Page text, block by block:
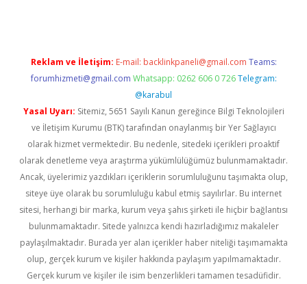
Reklam ve İletişim: E-mail: backlinkpaneli@gmail.com Teams:
forumhizmeti@gmail.com Whatsapp: 0262 606 0 726 Telegram:
@karabul
Yasal Uyarı: Sitemiz, 5651 Sayılı Kanun gereğince Bilgi Teknolojileri
ve İletişim Kurumu (BTK) tarafından onaylanmış bir Yer Sağlayıcı
olarak hizmet vermektedir. Bu nedenle, sitedeki içerikleri proaktif
olarak denetleme veya araştırma yükümlülüğümüz bulunmamaktadır.
Ancak, üyelerimiz yazdıkları içeriklerin sorumluluğunu taşımakta olup,
siteye üye olarak bu sorumluluğu kabul etmiş sayılırlar. Bu internet
sitesi, herhangi bir marka, kurum veya şahıs şirketi ile hiçbir bağlantısı
bulunmamaktadır. Sitede yalnızca kendi hazırladığımız makaleler
paylaşılmaktadır. Burada yer alan içerikler haber niteliği taşımamakta
olup, gerçek kurum ve kişiler hakkında paylaşım yapılmamaktadır.
Gerçek kurum ve kişiler ile isim benzerlikleri tamamen tesadüfidir.